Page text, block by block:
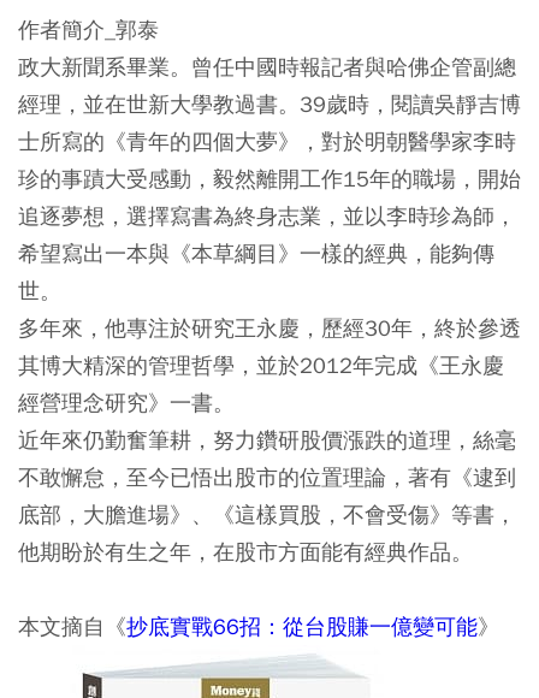
作者簡介_郭泰
政大新聞系畢業。曾任中國時報記者與哈佛企管副總
經理，並在世新大學教過書。39歲時，閱讀吳靜吉博
士所寫的《青年的四個大夢》，對於明朝醫學家李時
珍的事蹟大受感動，毅然離開工作15年的職場，開始
追逐夢想，選擇寫書為終身志業，並以李時珍為師，
希望寫出一本與《本草綱目》一樣的經典，能夠傳
世。
多年來，他專注於研究王永慶，歷經30年，終於參透
其博大精深的管理哲學，並於2012年完成《王永慶
經營理念研究》一書。
近年來仍勤奮筆耕，努力鑽研股價漲跌的道理，絲毫
不敢懈怠，至今已悟出股市的位置理論，著有《逮到
底部，大膽進場》、《這樣買股，不會受傷》等書，
他期盼於有生之年，在股市方面能有經典作品。
本文摘自《抄底實戰66招：從台股賺一億變可能》